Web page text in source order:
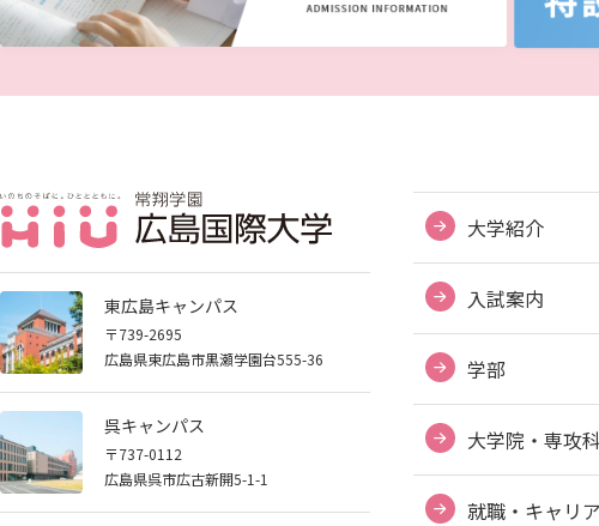
東広島キャンパス
〒739-2695
広島県東広島市黒瀬学園台555-36
呉キャンパス
〒737-0112
広島県呉市広古新開5-1-1
大学紹介
入試案内
学部
大学院・専攻科
就職・キャリ